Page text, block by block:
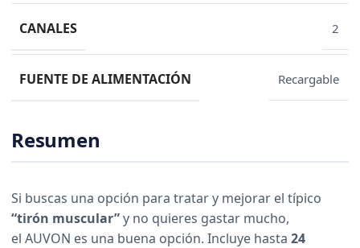
CANALES 2
FUENTE DE ALIMENTACIÓN Recargable
Resumen
Si buscas una opción para tratar y mejorar el típico
“tirón muscular”y no quieres gastar mucho,
el AUVON es una buena opción. Incluye hasta 24